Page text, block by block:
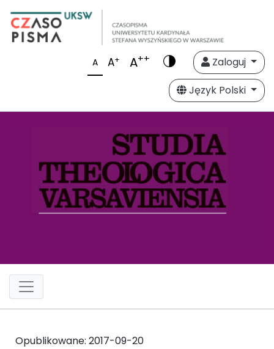
A A+ A++
Zaloguj
Język Polski
Opublikowane: 2017-09-20